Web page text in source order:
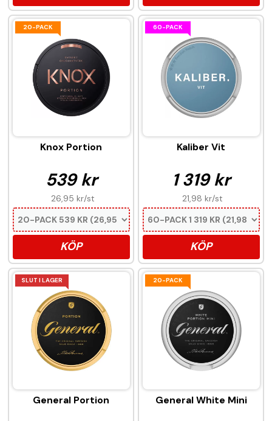
20-PACK
Knox Portion
539 kr
26,95 kr/st
KÖP
60-PACK
Kaliber Vit
1 319 kr
21,98 kr/st
KÖP
SLUT I LAGER
General Portion
20-PACK
General White Mini